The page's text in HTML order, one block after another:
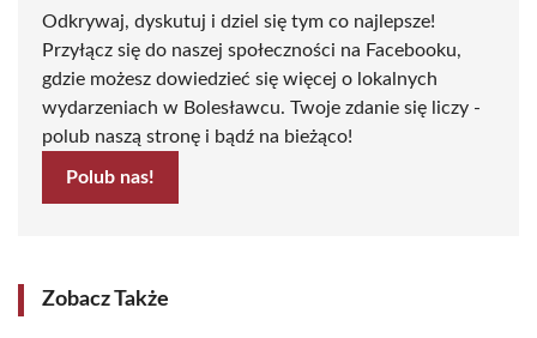
Odkrywaj, dyskutuj i dziel się tym co najlepsze!
Przyłącz się do naszej społeczności na Facebooku,
gdzie możesz dowiedzieć się więcej o lokalnych
wydarzeniach w Bolesławcu. Twoje zdanie się liczy -
polub naszą stronę i bądź na bieżąco!
Polub nas!
Zobacz Także